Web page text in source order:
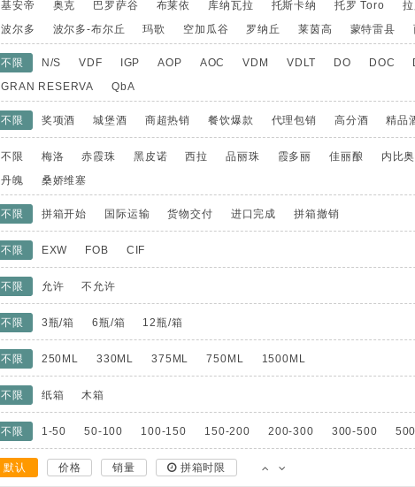
基安帝
奥克 巴罗萨谷 布莱依 库纳瓦拉 托斯卡纳 托罗 Toro
波尔多
波尔多-布尔丘 玛歌 空加瓜谷 罗纳丘 莱茵高 蒙特雷县
不限 N/S VDF IGP AOP AOC VDM VDLT DO DOC
GRAN RESERVA
QbA
不限 奖项酒 城堡酒 商超热销 餐饮爆款 代理包销 高分酒 精品
不限 梅洛 赤霞珠 黑皮诺 西拉 品丽珠 霞多丽 佳丽酿 内比
丹魄
桑娇维塞
不限 拼箱开始 国际运输 货物交付 进口完成 拼箱撤销
不限 EXW FOB CIF
不限 允许 不允许
不限 3瓶/箱 6瓶/箱 12瓶/箱
不限 250ML 330ML 375ML 750ML 1500ML
不限 纸箱 木箱
不限 1-50 50-100 100-150 150-200 200-300 300-500
默认 价格 销量 拼箱时限